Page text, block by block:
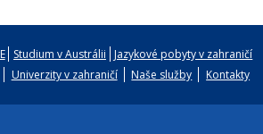
Studium v Austrálii
Jazykové pobyty v zahraničí
Univerzity v zahraničí Naše služby Kontakty